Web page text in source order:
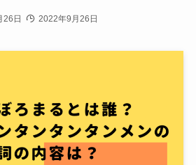
26日 2022年9月26日